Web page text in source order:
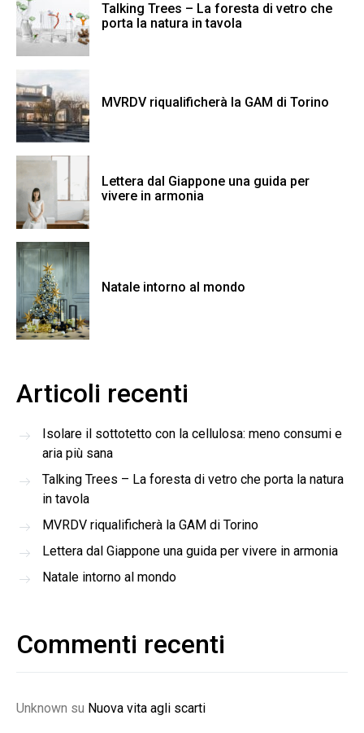
Talking Trees – La foresta di vetro che
porta la natura in tavola
MVRDV riqualificherà la GAM di Torino
Lettera dal Giappone una guida per
vivere in armonia
Natale intorno al mondo
Articoli recenti
Isolare il sottotetto con la cellulosa: meno consumi e
aria più sana
Talking Trees – La foresta di vetro che porta la natura
in tavola
MVRDV riqualificherà la GAM di Torino
Lettera dal Giappone una guida per vivere in armonia
Natale intorno al mondo
Commenti recenti
Unknown su Nuova vita agli scarti